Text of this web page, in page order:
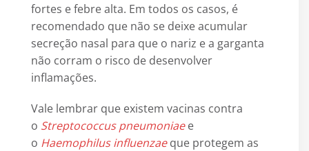
fortes e febre alta. Em todos os casos, é
recomendado que não se deixe acumular
secreção nasal para que o nariz e a garganta
não corram o risco de desenvolver
inflamações.
Vale lembrar que existem vacinas contra
o Streptococcus pneumoniaee
o Haemophilus influenzaeque protegem as